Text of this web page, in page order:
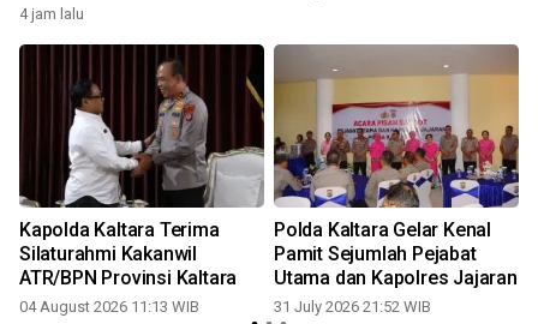
4 jam lalu
Kapolda Kaltara Terima
Silaturahmi Kakanwil
ATR/BPN Provinsi Kaltara
04 August 2026 11:13 WIB
Polda Kaltara Gelar Kenal
Pamit Sejumlah Pejabat
Utama dan Kapolres Jajaran
31 July 2026 21:52 WIB